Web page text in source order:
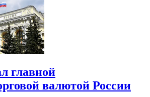
главной
валютой России